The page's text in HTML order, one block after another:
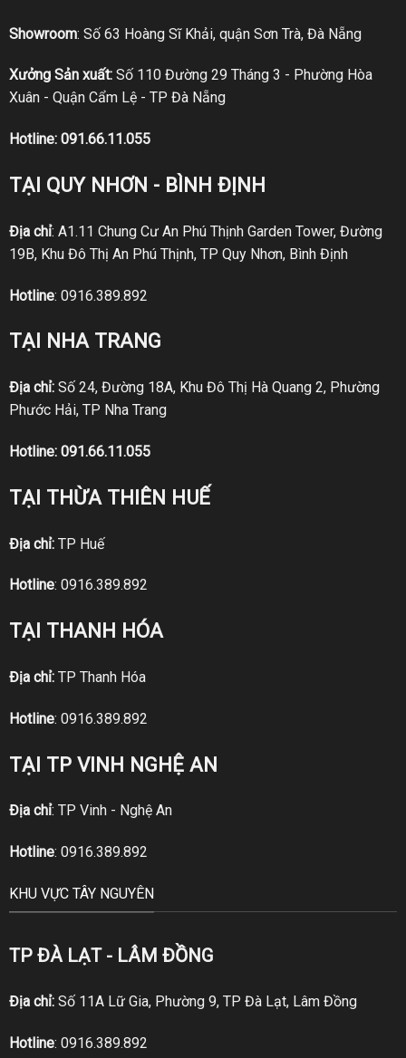
Showroom: Số 63 Hoàng Sĩ Khải, quận Sơn Trà, Đà Nẵng
Xưởng Sản xuất:Số 110 Đường 29 Tháng 3 - Phường Hòa
Xuân - Quận Cẩm Lệ - TP Đà Nẵng
Hotline: 091.66.11.055
TẠI QUY NHƠN - BÌNH ĐỊNH
Địa chỉ: A1.11 Chung Cư An Phú Thịnh Garden Tower, Đường
19B, Khu Đô Thị An Phú Thịnh, TP Quy Nhơn, Bình Định
Hotline: 0916.389.892
TẠI NHA TRANG
Địa chỉ:Số 24, Đường 18A, Khu Đô Thị Hà Quang 2, Phường
Phước Hải, TP Nha Trang
Hotline: 091.66.11.055
TẠI THỪA THIÊN HUẾ
Địa chỉ:TP Huế
Hotline: 0916.389.892
TẠI THANH HÓA
Địa chỉ:TP Thanh Hóa
Hotline: 0916.389.892
TẠI TP VINH NGHỆ AN
Địa chỉ: TP Vinh - Nghệ An
Hotline: 0916.389.892
KHU VỰC TÂY NGUYÊN
TP ĐÀ LẠT - LÂM ĐỒNG
Địa chỉ:Số 11A Lữ Gia, Phường 9, TP Đà Lạt, Lâm Đồng
Hotline: 0916.389.892